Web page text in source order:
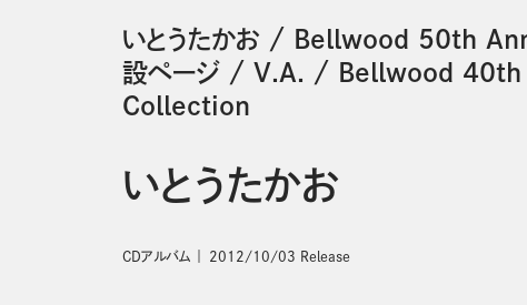
いとうたかお /
Bellwood 50th
設ページ / V.A. /
Bellwood
Collection
いとうたかお
CDアルバム 2012/10/03 Release